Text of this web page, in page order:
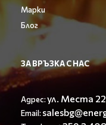
Марки
Блог
ЗА ВРЪЗКА С НАС
Адрес:ул. Места
Email: